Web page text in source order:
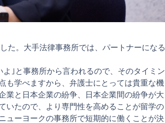
た。大手法律事務所では、パートナーになる
｣と事務所から言われるので、そのタイミン
も学べますから、弁護士にとっては貴重な機
業と日本企業の紛争、日本企業間の紛争が大
いたので、より専門性を高めることが留学の
ューヨークの事務所で短期的に働くことが決